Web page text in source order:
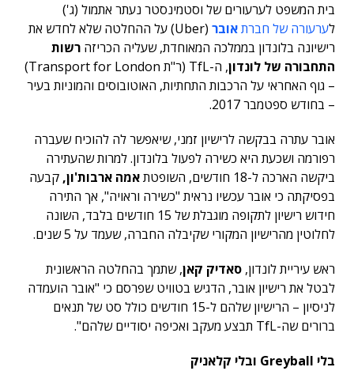
בית המשפט לערעורים של וסטמינסטר נעתר אתמול (ג')
לערעורה של חברתאובר
(Uber) על ההחלטה שלא לחדש את
רישיונה בלונדון בממלכה המאוחדת, שעליה הכריזה רשות
התחבורה של לונדון
, ה-TfL (ר"ת Transport for London)
– גוף האחראי על הרכבות התחתיות, האוטובוסים והמוניות בעיר
– בחודש ספטמבר 2017.
אובר עתרה בבקשה לרישיון זמני, שיאפשר לה להוכיח שעברה
רפורמה ושכעת היא כשירה לפעול בלונדון. למרות שהעתירה
ביקשה הארכה ל-18 חודשים, השופטת
אמה ארבות'ון, קבעה
בפסיקתה כי אובר עכשיו נראית "כשירה וראויה", אך התירה
חידוש רישיון לתקופה מוגבלת של 15 חודשים בלבד, השונה
לחלוטין מהרישיון המקורי שקיבלה החברה, שעמד על 5 שנים.
ראש עיריית לונדון, סאדיק קאן, שתמך בהחלטה הראשונית
לבטל את רישיון אובר, הדגיש בטוויט שפרסם כי "אובר הועמדה
לניסיון – הרישיון שלהם ל-15 חודשים כולל סט של תנאים
ברורים שה-TfL תבצע מעקב ואכיפה יסודיים שלהם".
בלי Greyball ובלי קלאניק